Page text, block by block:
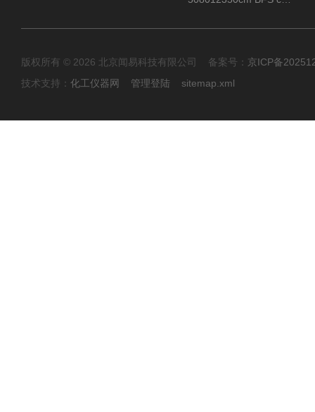
版权所有 © 2026 北京闻易科技有限公司 备案号： 京ICP备
技术支持： 化工仪器网 管理登陆 sitemap.xml